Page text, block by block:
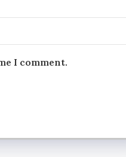
I comment.